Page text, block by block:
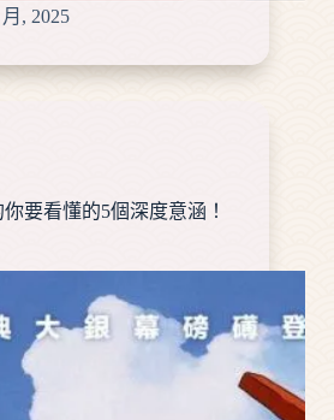
, 2025
要看懂的5個深度意涵！